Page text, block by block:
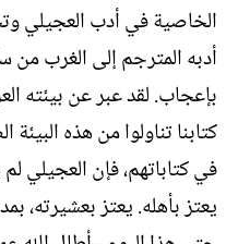
الخاصية في أدب العجيلي
أدبه المترجم إلى الغرب من
بإعجاب. لقد عبر عن بيئته
كتابنا تناولوا من هذه
في كتاباتهم، فإن العجيلي
يعتز بأهله. يعتز بعشيرته،